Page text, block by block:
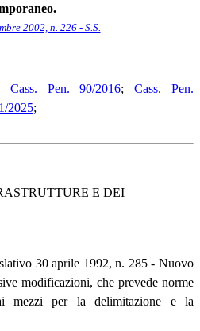
2002, n. 226 - S.S.
Cass. Pen. 90/2016;Cass. Pen.
2025;
E DEI
30 aprile 1992, n. 285 - Nuovo
modificazioni, che prevede norme
mezzi per la delimitazione e la